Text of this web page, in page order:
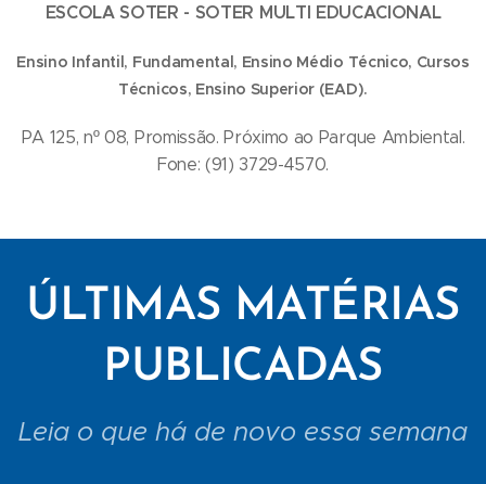
ESCOLA SOTER - SOTER MULTI EDUCACIONAL
Ensino Infantil, Fundamental, Ensino Médio Técnico, Cursos
Técnicos, Ensino Superior (EAD).
PA 125, nº 08, Promissão. Próximo ao Parque Ambiental.
Fone: (91) 3729-4570.
ÚLTIMAS MATÉRIAS
PUBLICADAS
Leia o que há de novo essa semana